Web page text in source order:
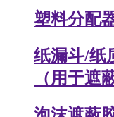
塑料分配
纸漏斗/纸
（用于遮